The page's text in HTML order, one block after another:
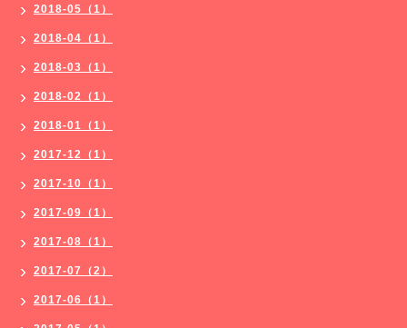
2018-05（1）
2018-04（1）
2018-03（1）
2018-02（1）
2018-01（1）
2017-12（1）
2017-10（1）
2017-09（1）
2017-08（1）
2017-07（2）
2017-06（1）